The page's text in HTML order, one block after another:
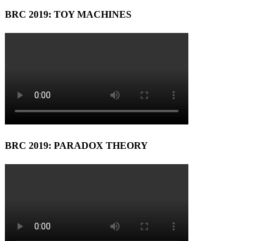
BRC 2019: TOY MACHINES
BRC 2019: PARADOX THEORY